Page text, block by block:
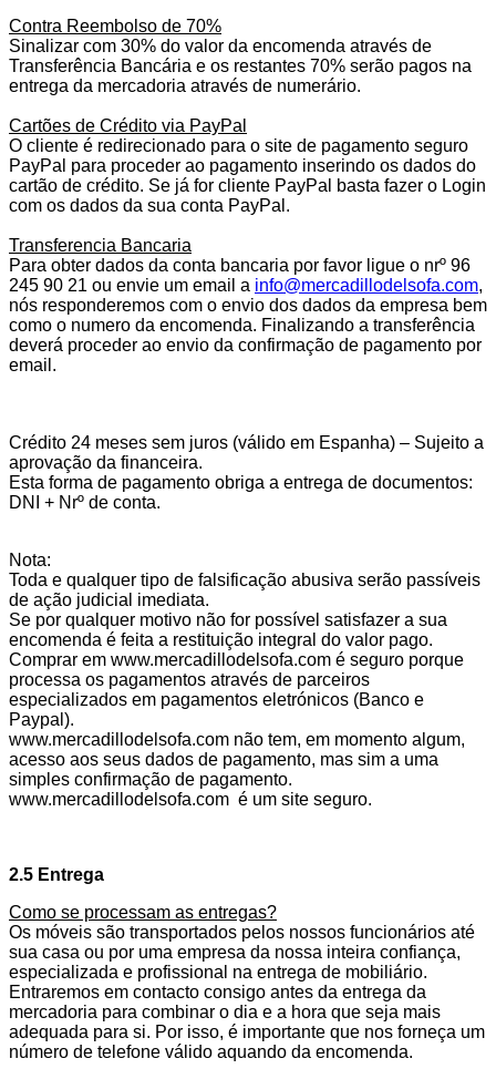
Contra Reembolso de 70%
Sinalizar com 30% do valor da encomenda através de
Transferência Bancária e os restantes 70% serão pagos na
entrega da mercadoria através de numerário.
Cartões de Crédito via PayPal
O cliente é redirecionado para o site de pagamento seguro
PayPal para proceder ao pagamento inserindo os dados do
cartão de crédito. Se já for cliente PayPal basta fazer o Login
com os dados da sua conta PayPal.
Transferencia Bancaria
Para obter dados da conta bancaria por favor ligue o nrº 96
245 90 21 ou envie um email a info@mercadillodelsofa.com,
nós responderemos com o envio dos dados da empresa bem
como o numero da encomenda. Finalizando a transferência
deverá proceder ao envio da confirmação de pagamento por
email.
Crédito 24 meses sem juros (válido em Espanha) – Sujeito a
aprovação da financeira.
Esta forma de pagamento obriga a entrega de documentos:
DNI + Nrº de conta.
Nota:
Toda e qualquer tipo de falsificação abusiva serão passíveis
de ação judicial imediata.
Se por qualquer motivo não for possível satisfazer a sua
encomenda é feita a restituição integral do valor pago.
Comprar em www.mercadillodelsofa.com é seguro porque
processa os pagamentos através de parceiros
especializados em pagamentos eletrónicos (Banco e
Paypal).
www.mercadillodelsofa.com não tem, em momento algum,
acesso aos seus dados de pagamento, mas sim a uma
simples confirmação de pagamento.
www.mercadillodelsofa.com é um site seguro.
2.5 Entrega
Como se processam as entregas?
Os móveis são transportados pelos nossos funcionários até
sua casa ou por uma empresa da nossa inteira confiança,
especializada e profissional na entrega de mobiliário.
Entraremos em contacto consigo antes da entrega da
mercadoria para combinar o dia e a hora que seja mais
adequada para si. Por isso, é importante que nos forneça um
número de telefone válido aquando da encomenda.